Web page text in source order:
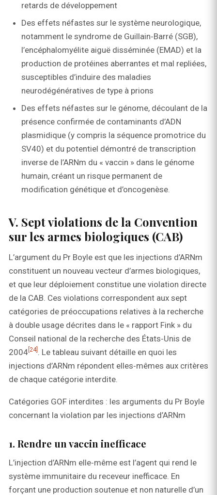
retards de développement
Des effets néfastes sur le système neurologique,
notamment le syndrome de Guillain‑Barré (SGB),
l’encéphalomyélite aiguë disséminée (EMAD) et la
production de protéines aberrantes et mal repliées,
susceptibles d’induire des maladies
neurodégénératives de type à prions
Des effets néfastes sur le génome, découlant de la
présence confirmée de contaminants d’ADN
plasmidique (y compris la séquence promotrice du
SV40) et du potentiel démontré de transcription
inverse de l’ARNm du « vaccin » dans le génome
humain, créant un risque permanent de
modification génétique et d’oncogenèse.
V. Sept violations de la Convention
sur les armes biologiques (CAB)
L’argument du Pr Boyle est que les injections d’ARNm
constituent un nouveau vecteur d’armes biologiques,
et que leur déploiement constitue une violation directe
de la CAB. Ces violations correspondent aux sept
catégories de préoccupations relatives à la recherche
à double usage décrites dans le « rapport Fink » du
Conseil national de la recherche des États‑Unis de
2004 [24] . Le tableau suivant détaille en quoi les
injections d’ARNm répondent elles‑mêmes aux critères
de chaque catégorie interdite.
Catégories GOF interdites : les arguments du Pr Boyle
concernant la violation par les injections d’ARNm
1. Rendre un vaccin inefficace
L’injection d’ARNm elle‑même est l’agent qui rend le
système immunitaire du receveur inefficace. En
forçant une production soutenue et non naturelle d’un